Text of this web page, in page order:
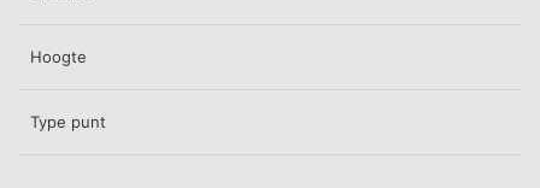
Hoogte
Type punt